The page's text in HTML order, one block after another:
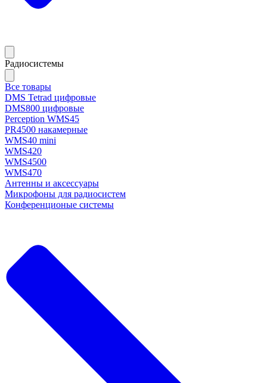
Радиосистемы
Все товары
DMS Tetrad цифровые
DMS800 цифровые
Perception WMS45
PR4500 накамерные
WMS40 mini
WMS420
WMS4500
WMS470
Антенны и аксессуары
Микрофоны для радиосистем
Конференционые системы